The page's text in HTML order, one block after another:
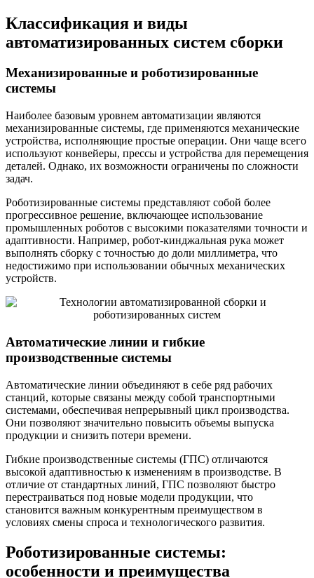
Классификация и виды
автоматизированных систем сборки
Механизированные и роботизированные
системы
Наиболее базовым уровнем автоматизации являются
механизированные системы, где применяются механические
устройства, исполняющие простые операции. Они чаще всего
используют конвейеры, прессы и устройства для перемещения
деталей. Однако, их возможности ограничены по сложности
задач.
Роботизированные системы представляют собой более
прогрессивное решение, включающее использование
промышленных роботов с высокими показателями точности и
адаптивности. Например, робот-кинджальная рука может
выполнять сборку с точностью до доли миллиметра, что
недостижимо при использовании обычных механических
устройств.
Автоматические линии и гибкие
производственные системы
Автоматические линии объединяют в себе ряд рабочих
станций, которые связаны между собой транспортными
системами, обеспечивая непрерывный цикл производства.
Они позволяют значительно повысить объемы выпуска
продукции и снизить потери времени.
Гибкие производственные системы (ГПС) отличаются
высокой адаптивностью к изменениям в производстве. В
отличие от стандартных линий, ГПС позволяют быстро
перестраиваться под новые модели продукции, что
становится важным конкурентным преимуществом в
условиях смены спроса и технологического развития.
Роботизированные системы:
особенности и преимущества